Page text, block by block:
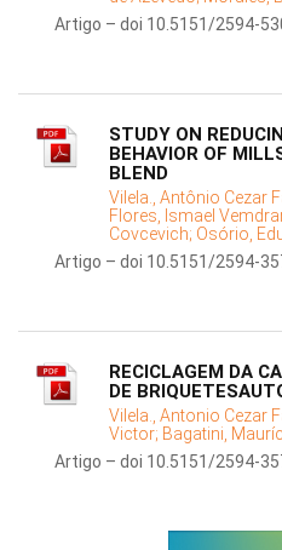
Artigo – doi 10.5151/2594-
STUDY ON
BEHAVIOR OF
BLEND
Vilela., Antônio Cezar
Flores, Ismael
Covcevich; Osório,
Artigo – doi 10.5151/2594-
RECICLAGEM DA
DE
Vilela., Antonio Cezar
Victor; Bagatini,
Artigo – doi 10.5151/2594-